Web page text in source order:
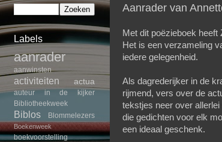
Aanrader van
Met dit poëzieboek heeft
Het is een verzameling
iedere gelegenheid.
Als dagrederijker in de
rijmend, vers over de
tekstjes neer over
die gedichten voor elk
een ideaal geschenk.
Labels
aanrader
aanwinsten
activiteiten actua
auteur in de kijker
Bibliotheekweek
Biblos Blommelezers
Boekenweek
boekvoorstelling